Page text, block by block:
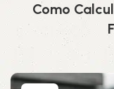
Como